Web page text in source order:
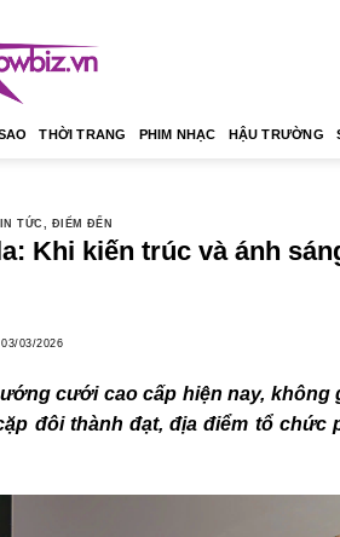
THỜI TRANG PHIM NHẠC HẬU TRƯỜNG
TỨC ĐIỂM ĐẾN
Khi kiến trúc và ánh
03/03/2026
cưới cao cấp hiện nay,
đôi thành đạt, địa điểm tổ chức